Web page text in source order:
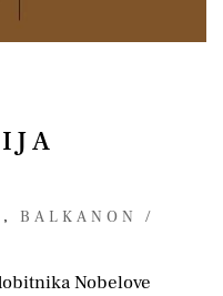
, BALKANON /
Nobelove